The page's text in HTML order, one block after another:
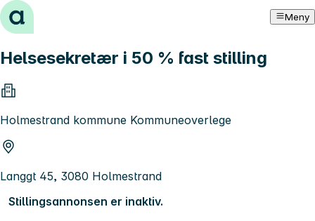
Hopp til innhold Meny
Helsesekretær i 50 % fast stilling
Holmestrand kommune Kommuneoverlege
Langgt 45, 3080 Holmestrand
Stillingsannonsen er inaktiv.